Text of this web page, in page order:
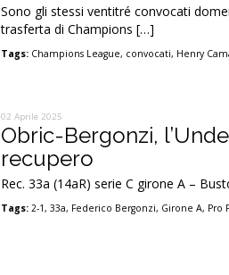
Sono gli stessi ventitré convocati
trasferta di Champions […]
Tags: Champions League, convocati, Henry
02 Aprile 2025
Obric-Bergonzi,
recupero
Rec. 33a (14aR) serie C girone A –
Tags: 2-1,33a, Federico Bergonzi, Girone A, Pro